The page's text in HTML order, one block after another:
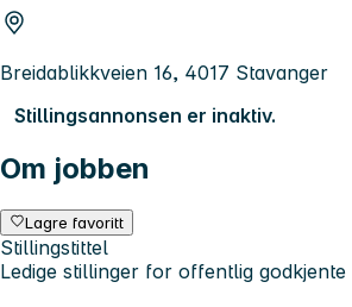
Breidablikkveien 16, 4017 Stavanger
Stillingsannonsen er inaktiv.
Om jobben
Lagre favoritt
Stillingstittel
Ledige stillinger for offentlig